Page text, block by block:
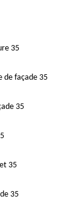
35
de façade 35
35
35
35